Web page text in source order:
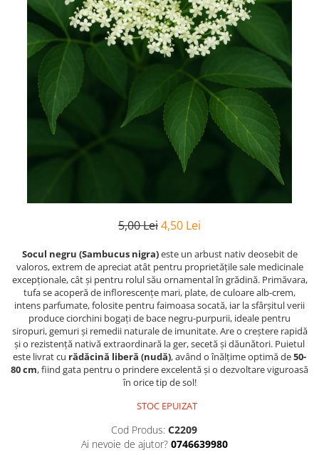
5,00 Lei4,50 Lei
Socul negru (Sambucus nigra)este un arbust nativ deosebit de
valoros, extrem de apreciat atât pentru proprietățile sale medicinale
excepționale, cât și pentru rolul său ornamental în grădină. Primăvara,
tufa se acoperă de inflorescențe mari, plate, de culoare alb-crem,
intens parfumate, folosite pentru faimoasa socată, iar la sfârșitul verii
produce ciorchini bogați de bace negru-purpurii, ideale pentru
siropuri, gemuri și remedii naturale de imunitate. Are o creștere rapidă
și o rezistență nativă extraordinară la ger, secetă și dăunători. Puietul
este livrat cu rădăcină liberă (nudă), având o înălțime optimă de50-
80 cm, fiind gata pentru o prindere excelentă și o dezvoltare viguroasă
în orice tip de sol!
STOC EPUIZAT
Cod Produs: C2209
Ai nevoie de ajutor? 0746639980